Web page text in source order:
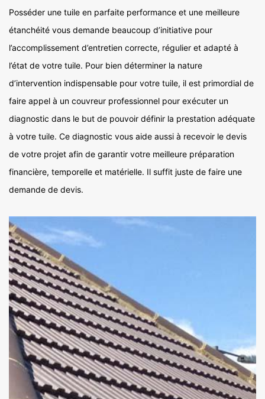
Posséder une tuile en parfaite performance et une meilleure
étanchéité vous demande beaucoup d’initiative pour
l’accomplissement d’entretien correcte, régulier et adapté à
l’état de votre tuile. Pour bien déterminer la nature
d’intervention indispensable pour votre tuile, il est primordial de
faire appel à un couvreur professionnel pour exécuter un
diagnostic dans le but de pouvoir définir la prestation adéquate
à votre tuile. Ce diagnostic vous aide aussi à recevoir le devis
de votre projet afin de garantir votre meilleure préparation
financière, temporelle et matérielle. Il suffit juste de faire une
demande de devis.